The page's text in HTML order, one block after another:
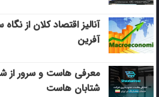
آنالیز اقتصاد کلان از
آفرین
معرفی هاست و سرور از
شتابان هاست